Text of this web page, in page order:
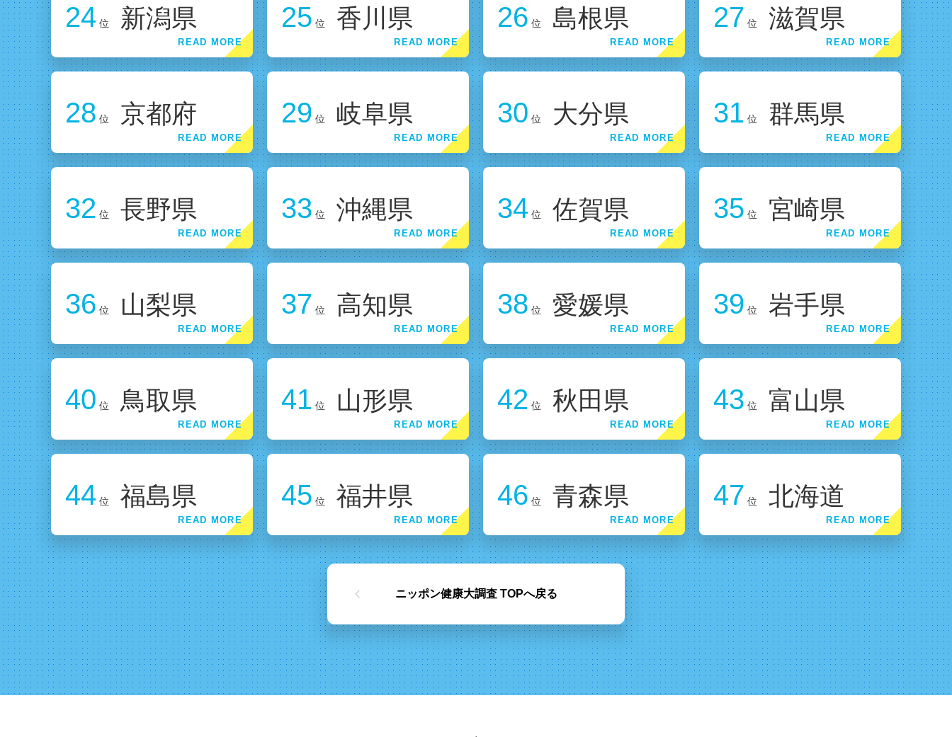
24 位 新潟県 25 位 香川県 26 位 島根県 27 位 滋賀県
28 位 京都府 29 位 岐阜県 30 位 大分県 31 位 群馬県
32 位 長野県 33 位 沖縄県 34 位 佐賀県 35 位 宮崎県
36 位 山梨県 37 位 高知県 38 位 愛媛県 39 位 岩手県
40 位 鳥取県 41 位 山形県 42 位 秋田県 43 位 富山県
44 位 福島県 45 位 福井県 46 位 青森県 47 位 北海道
ニッポン健康大調査 TOPへ戻る